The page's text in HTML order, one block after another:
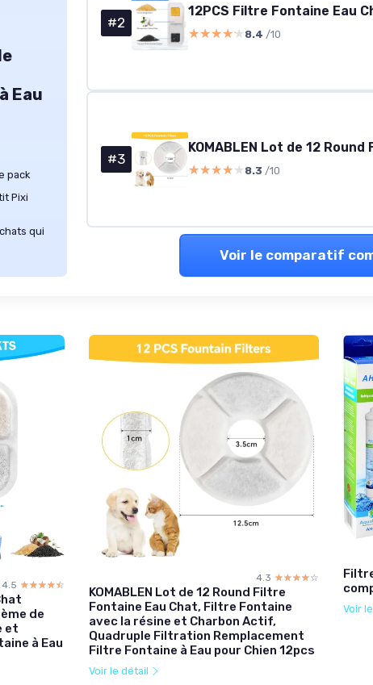
Eau
pack
Pixi
qui
#2
★★★★★
★★★★★ 8.4 /10
#3
★★★★★
★★★★★ 8.3 /10
Voir le comparatif
4.5 ☆☆☆☆☆
★★★★★
de
et
à Eau
4.3 ☆☆☆☆☆
★★★★★
KOMABLEN Lot de 12 Round Filtre
Fontaine Eau Chat, Filtre Fontaine
avec la résine et Charbon Actif,
Quadruple Filtration Remplacement
Filtre Fontaine à Eau pour Chien 12pcs
Voir le détail
Voir